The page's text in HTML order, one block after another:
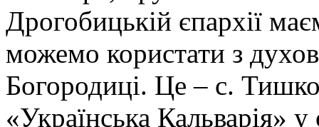
Дрогобицькій єпархії
можемо користати з
Богородиці. Це – с.
«Українська Кальварія»